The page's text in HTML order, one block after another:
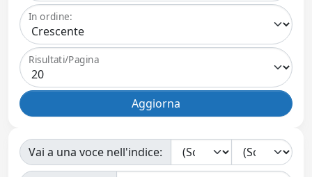
In ordine:
Risultati/Pagina
Vai a una voce nell'indice: